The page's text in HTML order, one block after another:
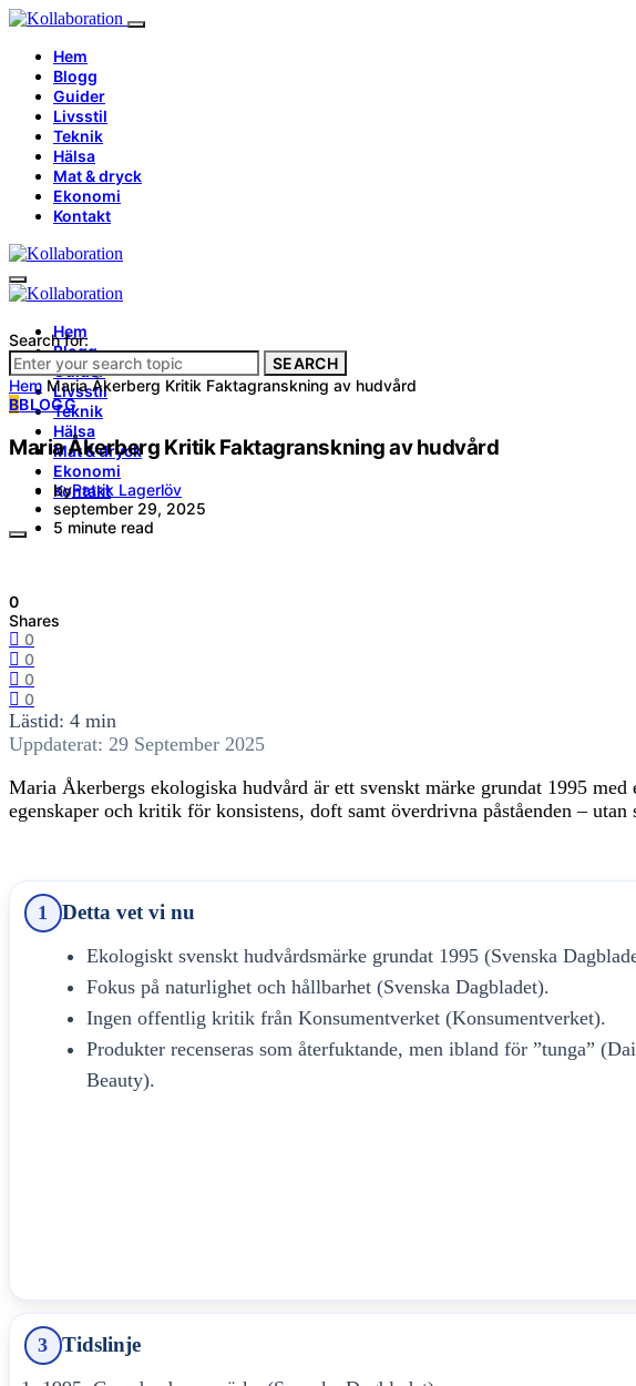
Hem
Blogg
Guider
Livsstil
Teknik
Hälsa
Mat & dryck
Ekonomi
Kontakt
Hem
Blogg
Guider
Livsstil
Teknik
Hälsa
Mat & dryck
Ekonomi
Kontakt
Search for:
SEARCH
Hem Maria Åkerberg Kritik Faktagranskning av hudvård
BBLOGG
Maria Åkerberg Kritik Faktagranskning av hudvård
byPatrik Lagerlöv
september 29, 2025
5 minute read
0
Shares
0
0
0
0
Lästid: 4 min
Uppdaterat: 29 September 2025
Maria Åkerbergs ekologiska hudvård är ett svenskt märke grundat 1995
egenskaper och kritik för konsistens, doft samt överdrivna påståenden –
1 Detta vet vi nu
Ekologiskt svenskt hudvårdsmärke grundat 1995 (Svenska
Fokus på naturlighet och hållbarhet (Svenska Dagbladet).
Ingen offentlig kritik från Konsumentverket (Konsumentverket).
Produkter recenseras som återfuktande, men ibland för ”tunga”
Beauty).
3 Tidslinje